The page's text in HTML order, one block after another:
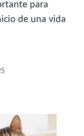
para
de una vida